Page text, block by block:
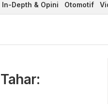
In-Depth & Opini Otomotif